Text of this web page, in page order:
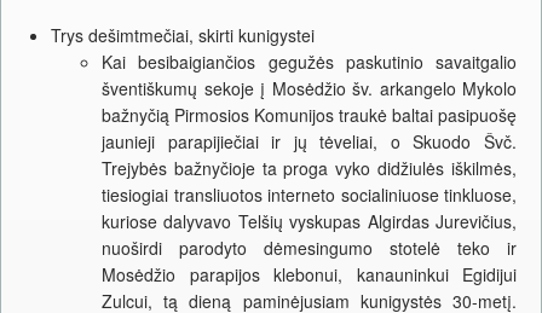
Trys dešimtmečiai, skirti kunigystei
Kai besibaigiančios gegužės paskutinio savaitgalio
šventiškumų sekoje į Mosėdžio šv. arkangelo Mykolo
bažnyčią Pirmosios Komunijos traukė baltai pasipuošę
jaunieji parapijiečiai ir jų tėveliai, o Skuodo Švč.
Trejybės bažnyčioje ta proga vyko didžiulės iškilmės,
tiesiogiai transliuotos interneto socialiniuose tinkluose,
kuriose dalyvavo Telšių vyskupas Algirdas Jurevičius,
nuoširdi parodyto dėmesingumo stotelė teko ir
Mosėdžio parapijos klebonui, kanauninkui Egidijui
Zulcui, tą dieną paminėjusiam kunigystės 30-metį.